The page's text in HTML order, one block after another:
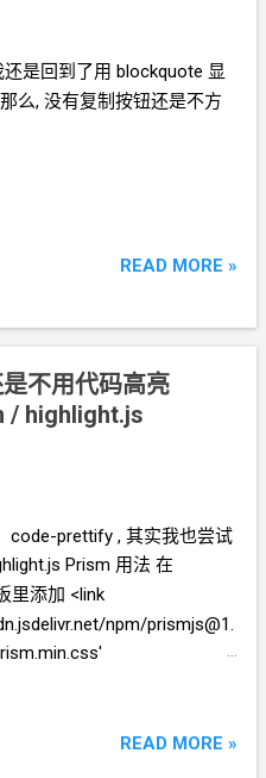
还是回到了用 blockquote 显
么, 没有复制按钮还是不方
READ MORE »
不用代码高亮
/ highlight.js
code-prettify , 其实我也尝试
Prism 用法 在
里添加 <link
npm/prismjs@1.
prism-core.min.js'/> <script
READ MORE »